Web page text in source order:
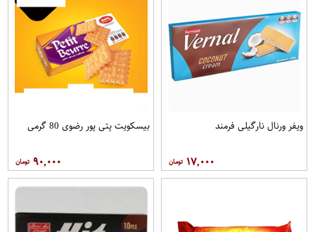
ویفر ورنال نارگیلی فرمند
۱۷,۰۰۰
بیسکویت پتی پور رضوی 80 گرمی
۹۰,۰۰۰